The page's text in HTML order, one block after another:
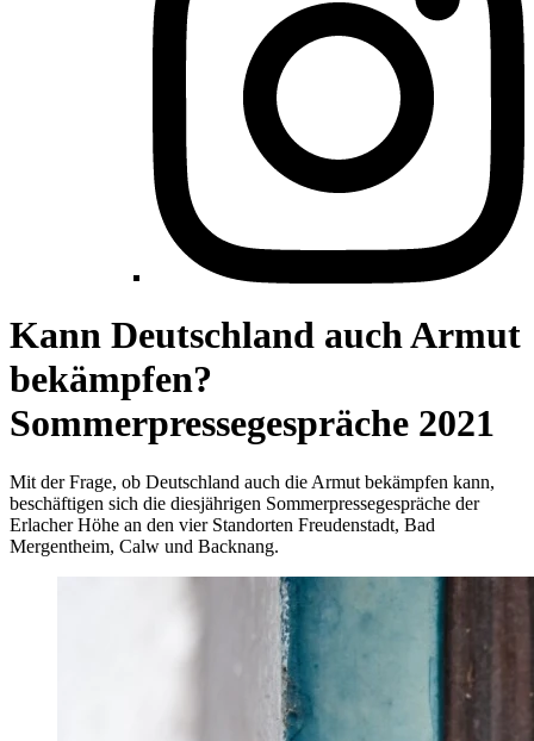
Kann Deutschland auch Armut
bekämpfen?
Sommerpressegespräche 2021
Mit der Frage, ob Deutschland auch die Armut bekämpfen kann,
beschäftigen sich die diesjährigen Sommerpressegespräche der
Erlacher Höhe an den vier Standorten Freudenstadt, Bad
Mergentheim, Calw und Backnang.